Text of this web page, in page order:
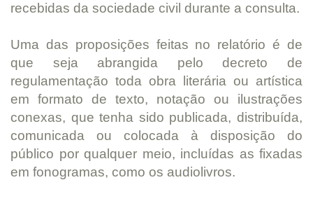
recebidas da sociedade civil durante a consulta.
Uma das proposições feitas no relatório é de
que seja abrangida pelo decreto de
regulamentação toda obra literária ou artística
em formato de texto, notação ou ilustrações
conexas, que tenha sido publicada, distribuída,
comunicada ou colocada à disposição do
público por qualquer meio, incluídas as fixadas
em fonogramas, como os audiolivros.